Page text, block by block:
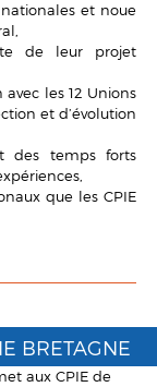
et noue
de leur projet
les 12 Unions
et d’évolution
des temps forts
que les CPIE
BRETAGNE
aux CPIE de